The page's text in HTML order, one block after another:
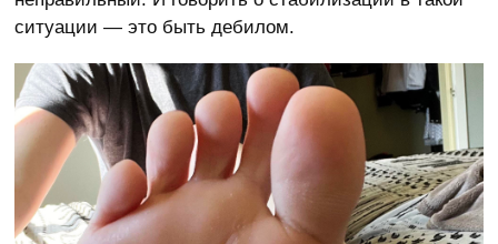
ситуации — это быть дебилом.